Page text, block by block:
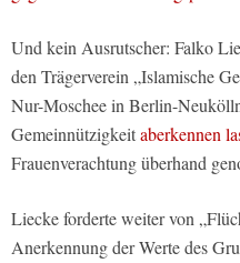
Und kein Ausrutscher: Falko
den Trägerverein „Islamische
Nur-Moschee in Berlin-
Gemeinnützigkeitaberkennen
Frauenverachtung überhand
Liecke forderte weiter von
Anerkennung der Werte des